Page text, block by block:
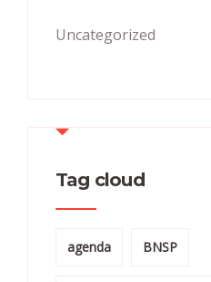
Uncategorized
Tag cloud
agenda BNSP